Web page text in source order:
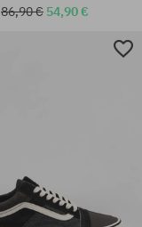
86,90 € 54,90 €